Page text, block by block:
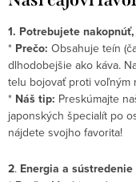
1. Potrebujete
* Prečo: Obsahuje teín
dlhodobejšie ako káva.
telu bojovať proti voľným
* Náš tip: Preskúmajte
japonských špecialít po
nájdete svojho favorita!
2. Energia a sústredenie